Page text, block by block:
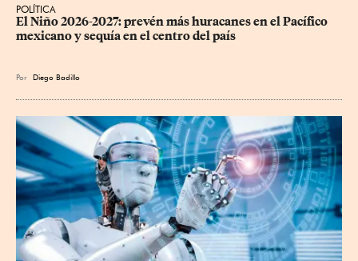
POLÍTICA
El Niño 2026-2027: prevén más huracanes en el Pacífico
mexicano y sequía en el centro del país
Por Diego Badillo